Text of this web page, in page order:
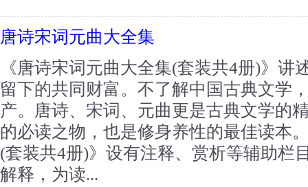
唐诗宋词元曲大全集
《唐诗宋词元曲大全集(套装共4册)》讲
留下的共同财富。不了解中国古典文学
产。唐诗、宋词、元曲更是古典文学的
的必读之物，也是修身养性的最佳读本
(套装共4册)》设有注释、赏析等辅助栏
解释，为读...